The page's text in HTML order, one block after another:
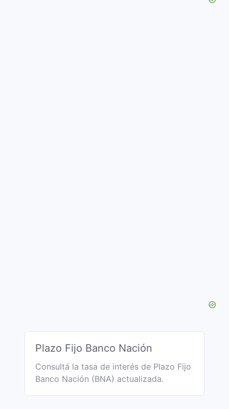
Plazo Fijo Banco Nación
Consultá la tasa de interés de Plazo Fijo
Banco Nación (BNA) actualizada.